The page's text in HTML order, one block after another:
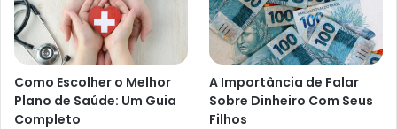
Como Escolher o Melhor
Plano de Saúde: Um Guia
Completo
A Importância de Falar
Sobre Dinheiro Com Seus
Filhos